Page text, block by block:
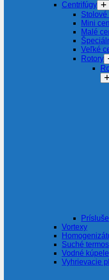
Centrifúgy
Stolové
Mini
Malé
Veľké
Rotory
Vortexy
Suché
Vodné kúpele
Vyhrievacie